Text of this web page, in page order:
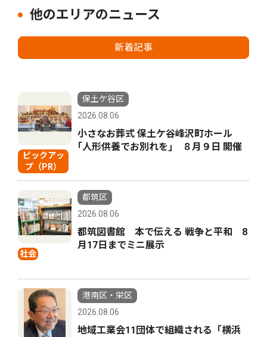
他のエリアのニュース
新着記事
ピックアッ
プ（PR）
保土ケ谷区
2026.08.06
小さなお葬式 保土ケ谷峰沢町ホール
｢人形供養でお別れを｣ ８月９日 開催
社会
都筑区
2026.08.06
都筑図書館 本で伝える 戦争と平和 8
月17日までミニ展示
港南区・栄区
2026.08.06
地域工業会11団体で組織される「横浜